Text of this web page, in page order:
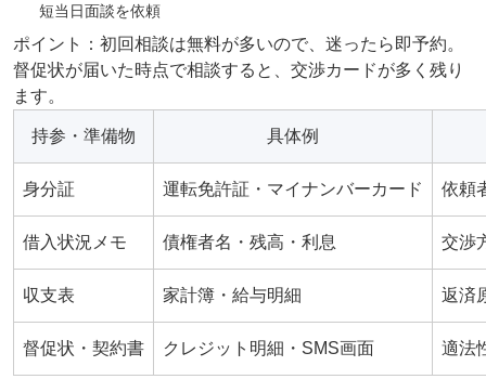
短当日面談を依頼
ポイント：初回相談は無料が多いので、迷ったら即予約。
督促状が届いた時点で相談すると、交渉カードが多く残り
ます。
持参・準備物 具体例
身分証 運転免許証・マイナンバーカード 依頼
借入状況メモ 債権者名・残高・利息 交渉
収支表 家計簿・給与明細 返済
督促状・契約書 クレジット明細・SMS画面 適法